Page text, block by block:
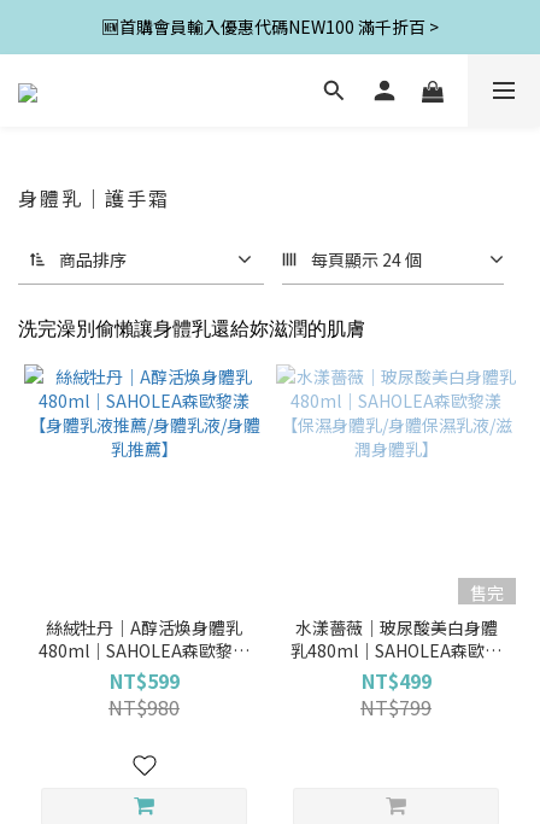
🆕首購會員輸入優惠代碼NEW100 滿千折百 >
身體乳｜護手霜
商品排序 每頁顯示 24 個
洗完澡別偷懶讓身體乳還給妳滋潤的肌膚
絲絨牡丹│A醇活煥身體乳
480ml│SAHOLEA森歐黎漾
【身體乳液推薦/身體乳液/身
體乳推薦】
NT$599
NT$980
售完
水漾薔薇│玻尿酸美白身體
乳480ml｜SAHOLEA森歐黎
漾【保濕身體乳/身體保濕乳
液/滋潤身體乳】
NT$499
NT$799